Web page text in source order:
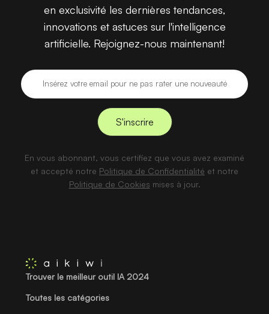
en exclusivité les dernières tendances,
innovations et astuces sur l'intelligence
artificielle. Rejoignez-nous maintenant!
En vous abonnant, vous certifiez que vous avez examiné
et accepté notre Politique de Confidentialité et notre
Politique de Cookies mises à jour.
Trouver le meilleur outil IA 2024
Toutes les catégories